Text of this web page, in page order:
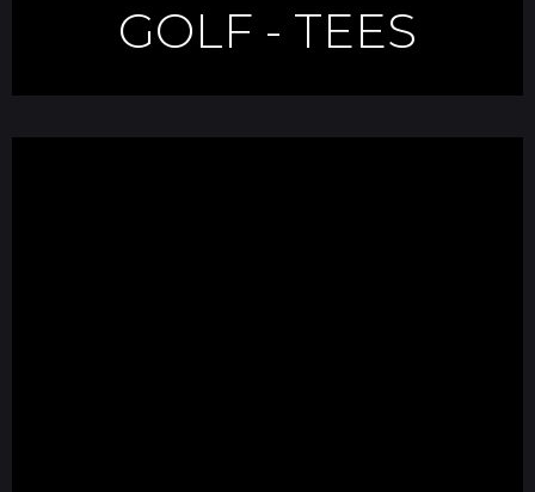
GOLF - TEES